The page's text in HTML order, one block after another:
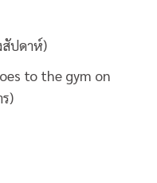
สัปดาห์)
to the gym on
)